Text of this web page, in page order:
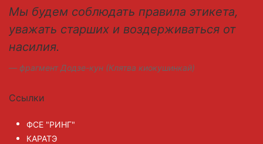
Мы будем соблюдать правила этикета,
уважать старших и воздерживаться от
насилия.
фрагмент Додзе-кун (Клятва киокушинкай)
Ссылки
ФСЕ "РИНГ"
КАРАТЭ